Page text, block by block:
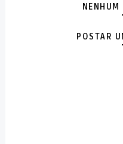
POSTAR